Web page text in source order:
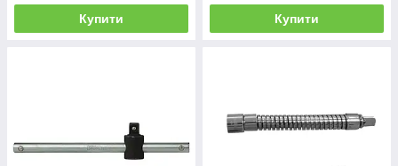
Купити Купити